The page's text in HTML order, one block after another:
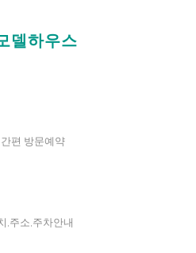
델하우스
편 방문예약
,주소,주차안내